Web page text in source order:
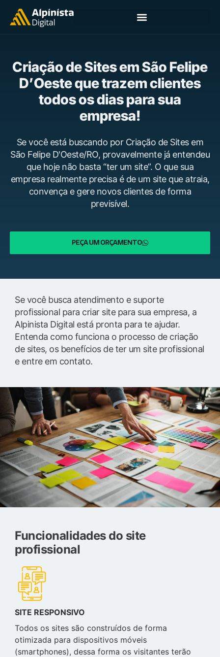
Criação de Sites em São Felipe
D’Oeste que trazem clientes
todos os dias para sua
empresa!
Se você está buscando por Criação de Sites em
São Felipe D'Oeste/RO, provavelmente já entendeu
que hoje não basta “ter um site”. O que sua
empresa realmente precisa é de um site que atraia,
convença e gere novos clientes de forma
previsível.
PEÇA UM ORÇAMENTO
Se você busca atendimento e suporte
profissional para criar site para sua empresa, a
Alpinista Digital está pronta para te ajudar.
Entenda como funciona o processo de criação
de sites, os benefícios de ter um site profissional
e entre em contato.
Funcionalidades do site
profissional
SITE RESPONSIVO
Todos os sites são construídos de forma
otimizada para dispositivos móveis
(smartphones), dessa forma os visitantes terão